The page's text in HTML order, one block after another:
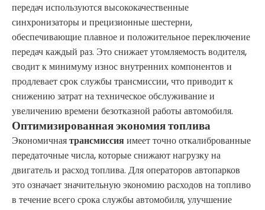
передач используются высококачественные
синхронизаторы и прецизионные шестерни,
обеспечивающие плавное и положительное переключение
передач каждый раз. Это снижает утомляемость водителя,
сводит к минимуму износ внутренних компонентов и
продлевает срок службы трансмиссии, что приводит к
снижению затрат на техническое обслуживание и
увеличению времени безотказной работы автомобиля.
Оптимизированная экономия топлива
Экономичнаятрансмиссияимеет точно откалиброванные
передаточные числа, которые снижают нагрузку на
двигатель и расход топлива. Для операторов автопарков
это означает значительную экономию расходов на топливо
в течение всего срока службы автомобиля, улучшение